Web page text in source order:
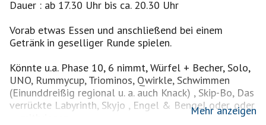
Dauer : ab 17.30 Uhr bis ca. 20.30 Uhr
Vorab etwas Essen und anschließend bei einem
Getränk in geselliger Runde spielen.
Könnte u.a. Phase 10, 6 nimmt, Würfel + Becher, Solo,
UNO, Rummycup, Triominos, Qwirkle, Schwimmen
(Einunddreißig regional u. a. auch Knack) , Skip-Bo, Das
verrückte Labyrinth, Skyjo , Engel & Bengel oder, oder
Mehr anzeigen